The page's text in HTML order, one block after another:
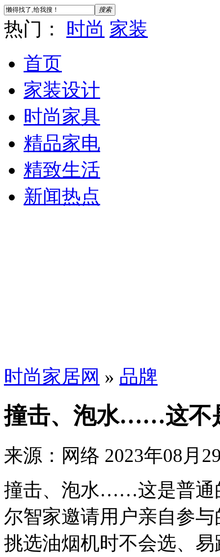
搜索
热门： 时尚 家装
首页
家装设计
时尚家具
精品家电
精致生活
新闻热点
时尚家居网 » 品牌
撞击、泡水……这不
来源：网络 2023年08月
撞击、泡水……这是普通
尔智家邀请用户亲自参
挑选油烟机时不会选、